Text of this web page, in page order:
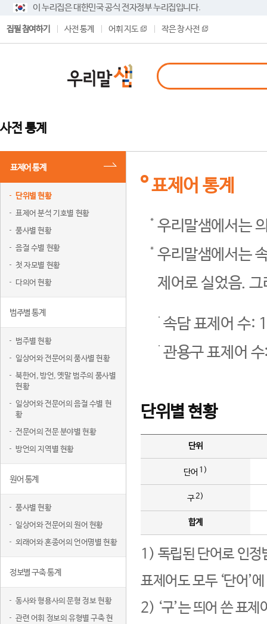
이 누리집은 대한민국 공식 전자정부 누리집입니다.
집필 참여하기 사전 통계 어휘 지도 작은 창 사전
사전 통계
표제어 통계
단위별 현황
표제어 분석 기호별 현황
품사별 현황
음절 수별 현황
첫 자모별 현황
다의어 현황
범주별 통계
범주별 현황
일상어와 전문어의 품사별 현황
북한어, 방언, 옛말 범주의 품사별
현황
일상어와 전문어의 음절 수별 현
황
전문어의 전문 분야별 현황
방언의 지역별 현황
원어 통계
품사별 현황
일상어와 전문어의 원어 현황
외래어와 혼종어의 언어명별 현황
정보별 구축 통계
동사와 형용사의 문형 정보 현황
관련 어휘 정보의 유형별 구축 현
표제어 통계
우리말샘에서는
우리말샘에서는
제어로 실었음.
속담 표제어 수:
관용구 표제어
단위별 현황
단위
단어 1)
구2)
합계
1) 독립된 단어로 인정
표제어도 모두 ‘단어’
2) ‘구’는 띄어 쓴 표